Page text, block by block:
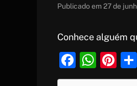
Publicado em 27 de
Conhece alguém
F
a
W
h
Pi
nt